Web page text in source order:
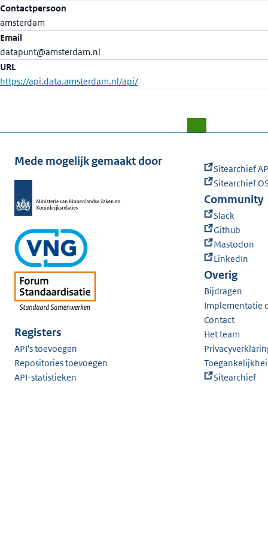
Contactpersoon
amsterdam
Email
datapunt@amsterdam.nl
URL
https://api.data.amsterdam.nl/api/
Mede mogelijk gemaakt door
Registers
API's toevoegen
Repositories toevoegen
API-statistieken
Sitearchief
Sitearchief
Community
Slack
Github
Mastodon
LinkedIn
Overig
Bijdragen
Implementatie
Contact
Het team
Sitearchief